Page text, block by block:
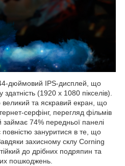
дюймовий IPS-дисплей, що
(1920 x 1080 пікселів).
та яскравий екран, що
серфінг, перегляд фільмів
займає 74% передньої панелі
зануритися в те, що
захисному склу Corning
до дрібних подряпин та
пошкоджень.